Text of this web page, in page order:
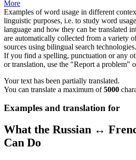
More
Examples of word usage in different
linguistic purposes, i.e. to study word
language and how they can be translated
are automatically collected from a variety
sources using bilingual search technologies.
If you find a spelling, punctuation or any
or translation, use the "Report a problem"
Your text has been partially translated.
You can translate a maximum of5000
Examples and translation for
What the Russian ↔
Can Do